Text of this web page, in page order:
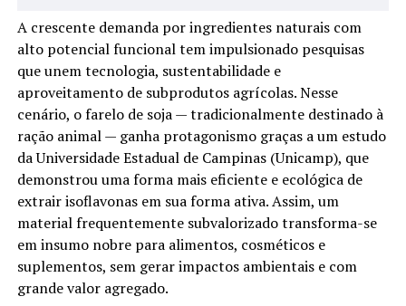
A crescente demanda por ingredientes naturais com
alto potencial funcional tem impulsionado pesquisas
que unem tecnologia, sustentabilidade e
aproveitamento de subprodutos agrícolas. Nesse
cenário, o farelo de soja — tradicionalmente destinado à
ração animal — ganha protagonismo graças a um estudo
da Universidade Estadual de Campinas (Unicamp), que
demonstrou uma forma mais eficiente e ecológica de
extrair isoflavonas em sua forma ativa. Assim, um
material frequentemente subvalorizado transforma-se
em insumo nobre para alimentos, cosméticos e
suplementos, sem gerar impactos ambientais e com
grande valor agregado.